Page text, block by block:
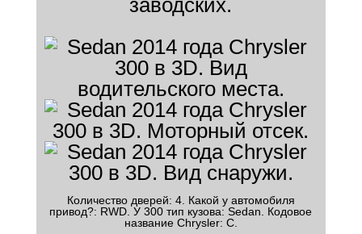
заводских.
Количество дверей: 4. Какой у автомобиля
привод?: RWD. У 300 тип кузова: Sedan. Кодовое
название Chrysler: C.